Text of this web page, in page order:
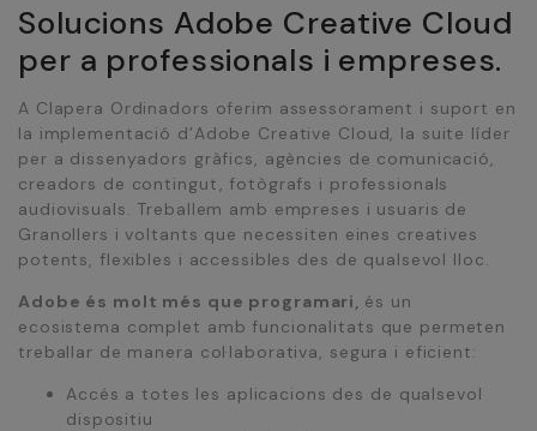
Solucions Adobe Creative Cloud
per a professionals i empreses.
A Clapera Ordinadors oferim assessorament i suport en
la implementació d’Adobe Creative Cloud, la suite líder
per a dissenyadors gràfics, agències de comunicació,
creadors de contingut, fotògrafs i professionals
audiovisuals. Treballem amb empreses i usuaris de
Granollers i voltants que necessiten eines creatives
potents, flexibles i accessibles des de qualsevol lloc.
Adobe és molt més que programari, és un
ecosistema complet amb funcionalitats que permeten
treballar de manera col·laborativa, segura i eficient:
Accés a totes les aplicacions des de qualsevol
dispositiu